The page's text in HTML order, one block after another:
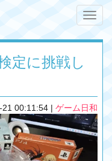
Toggle
定に挑戦し
21 00:11:54 | ゲーム日和